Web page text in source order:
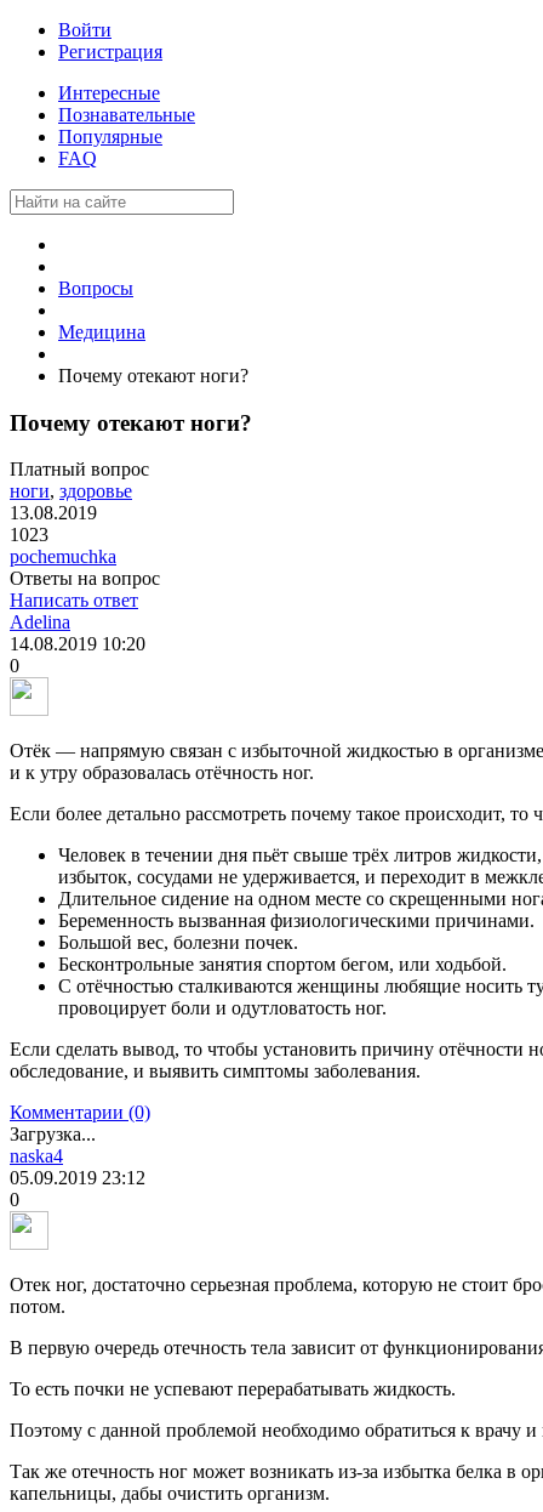
Войти
Регистрация
Интересные
Познавательные
Популярные
FAQ
Вопросы
Медицина
Почему отекают ноги?
Почему отекают ноги?
Платный вопрос
ноги, здоровье
13.08.2019
1023
pochemuchka
Ответы на вопрос
Написать ответ
Adelina
14.08.2019 10:20
0
Отёк — напрямую связан с избыточной жидкостью в
и к утру образовалась отёчность ног.
Если более детально рассмотреть почему такое происходит, то
Человек в течении дня пьёт свыше трёх литров
избыток, сосудами не удерживается, и переходит в
Длительное сидение на одном месте со скрещенными
Беременность вызванная физиологическими причинами.
Большой вес, болезни почек.
Бесконтрольные занятия спортом бегом, или ходьбой.
С отёчностью сталкиваются женщины любящие носить
провоцирует боли и одутловатость ног.
Если сделать вывод, то чтобы установить причину отёчности
обследование, и выявить симптомы заболевания.
Комментарии (0)
Загрузка...
naska4
05.09.2019 23:12
0
Отек ног, достаточно серьезная проблема, которую не стоит
потом.
В первую очередь отечность тела зависит от
То есть почки не успевают перерабатывать жидкость.
Поэтому с данной проблемой необходимо обратиться к врачу
Так же отечность ног может возникать из-за избытка белка в
капельницы, дабы очистить организм.